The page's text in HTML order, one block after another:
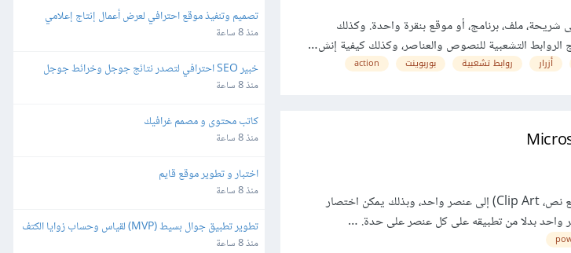
شريحة، ملف، برنامج، أو موقع بنقرة واحدة. وكذلك
التشعبية للنصوص والعناصر، وكذلك كيفية إنش…
أزرار روابط تشعبية بوربوينت action
التجميع هي عملية تحويل مجموعة من العناصر (صورة، شكل، مربع نص، Clip Art) إلى عنصر واحد، وبذلك يمكن اختصار
واحد بدلا من تطبيقه على كل عنصر على حدة. …
تصميم وتنفيذ موقع احترافي لعرض أعمال إنتاج إعلامي
منذ 8 ساعة
خبير SEO احترافي لتصدر نتائج جوجل وخرائط جوجل
منذ 8 ساعة
كاتب محتوى و مصمم غرافيك
منذ 8 ساعة
اختبار و تطوير موقع قايم
منذ 8 ساعة
تطوير تطبيق جوال بسيط (MVP) لقياس وحساب زوايا الكتف
منذ 8 ساعة